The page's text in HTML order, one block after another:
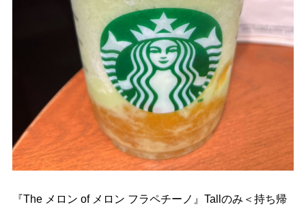
『The メロン of メロン フラペチーノ』Tallのみ＜持ち帰